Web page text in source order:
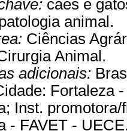
cães e
animal.
Ciências
Animal.
adicionais:
Fortaleza
Inst.
- FAVET -